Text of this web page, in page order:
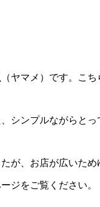
ヤマメ）です。こち
シンプルながらとっ
が、お店が広いた
ジをご覧ください。